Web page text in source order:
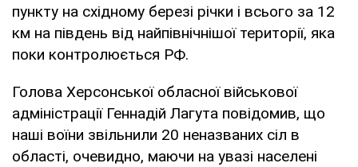
пункту на східному березі річки і всього за 12
км на південь від найпівнічнішої території, яка
поки контролюється РФ.
Голова Херсонської обласної військової
адміністрації Геннадій Лагута повідомив, що
наші воїни звільнили 20 неназваних сіл в
області, очевидно, маючи на увазі населені